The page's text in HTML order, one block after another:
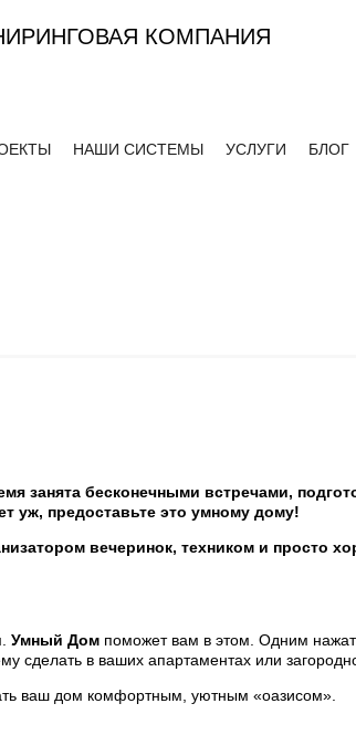
КОМПАНИЯ
НАШИ СИСТЕМЫ УСЛУГИ БЛОГ
занята бесконечными встречами,
уж, предоставьте это умному дому!
вечеринок, техником и просто
Умный Дом поможет вам в этом. Одним
сделать в ваших апартаментах или
ваш дом комфортным, уютным «оазисом».